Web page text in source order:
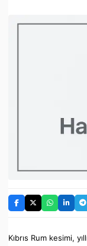
Kıbrıs Rum kesimi,